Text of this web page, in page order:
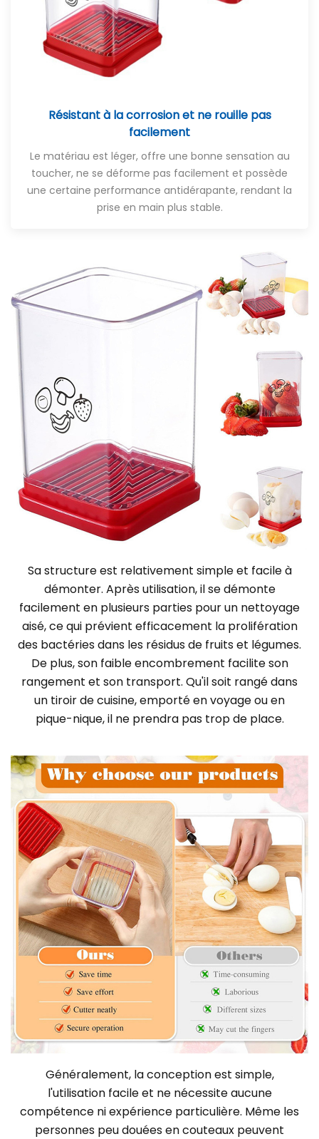
Résistant à la corrosion et ne rouille pas
facilement
Le matériau est léger, offre une bonne sensation au
toucher, ne se déforme pas facilement et possède
une certaine performance antidérapante, rendant la
prise en main plus stable.
Sa structure est relativement simple et facile à
démonter. Après utilisation, il se démonte
facilement en plusieurs parties pour un nettoyage
aisé, ce qui prévient efficacement la prolifération
des bactéries dans les résidus de fruits et légumes.
De plus, son faible encombrement facilite son
rangement et son transport. Qu'il soit rangé dans
un tiroir de cuisine, emporté en voyage ou en
pique-nique, il ne prendra pas trop de place.
Généralement, la conception est simple,
l'utilisation facile et ne nécessite aucune
compétence ni expérience particulière. Même les
personnes peu douées en couteaux peuvent